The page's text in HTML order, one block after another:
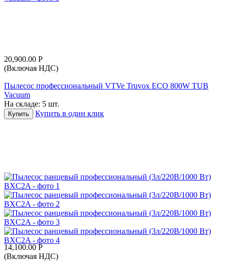
20,900.00 Р
(Включая НДС)
Пылесос профессиональный VTVe Truvox ECO 800W TUB
Vacuum
На складе: 5 шт.
Купить Купить в один клик
14,100.00 Р
(Включая НДС)